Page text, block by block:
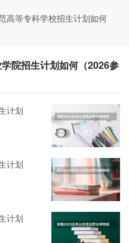
高等专科学校招生计划如何
院招生计划如何（2026参
计划
计划
计划